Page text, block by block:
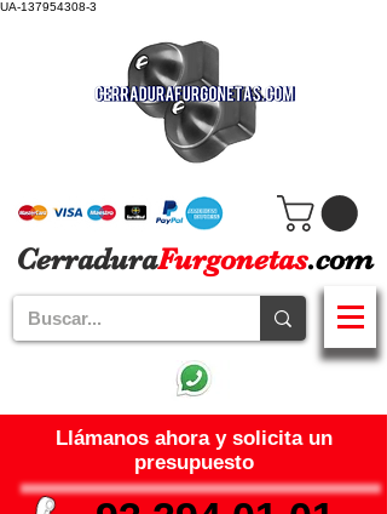
UA-137954308-3
Llámanos ahora y solicita un
presupuesto
CerraduraFurgonetas.com